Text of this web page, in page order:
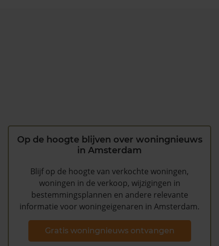
Op de hoogte blijven over woningnieuws
in Amsterdam
Blijf op de hoogte van verkochte woningen,
woningen in de verkoop, wijzigingen in
bestemmingsplannen en andere relevante
informatie voor woningeigenaren in Amsterdam.
Gratis woningnieuws ontvangen